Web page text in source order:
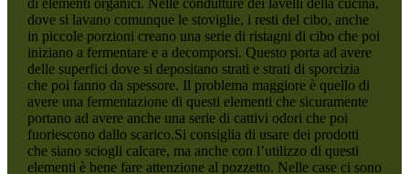
di elementi organici. Nelle condutture dei lavelli della cucina,
dove si lavano comunque le stoviglie, i resti del cibo, anche
in piccole porzioni creano una serie di ristagni di cibo che poi
iniziano a fermentare e a decomporsi. Questo porta ad avere
delle superfici dove si depositano strati e strati di sporcizia
che poi fanno da spessore. Il problema maggiore è quello di
avere una fermentazione di questi elementi che sicuramente
portano ad avere anche una serie di cattivi odori che poi
fuoriescono dallo scarico.Si consiglia di usare dei prodotti
che siano sciogli calcare, ma anche con l’utilizzo di questi
elementi è bene fare attenzione al pozzetto. Nelle case ci sono